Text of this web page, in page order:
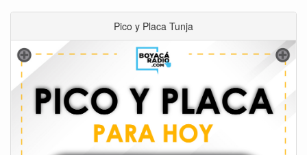
Pico y Placa Tunja